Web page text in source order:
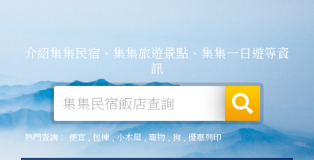
介紹集集民宿、集集旅遊景點、集集一日遊等資
訊
熱門查詢： 便宜 包棟 ,小木屋,寵物,狗,優惠列印